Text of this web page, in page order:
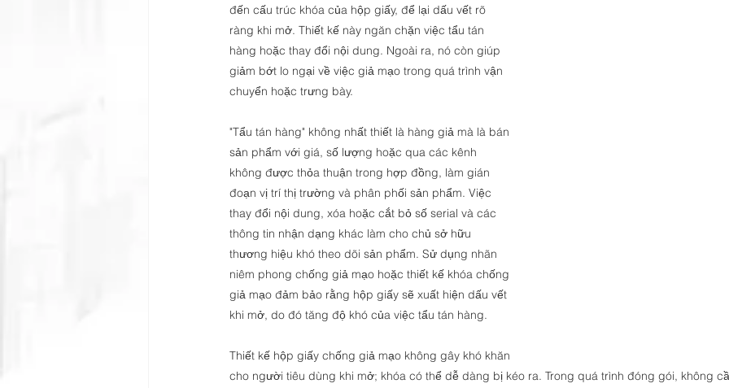
đến cấu trúc khóa của hộp giấy, để lại dấu vết rõ
ràng khi mở. Thiết kế này ngăn chặn việc tẩu tán
hàng hoặc thay đổi nội dung. Ngoài ra, nó còn giúp
giảm bớt lo ngại về việc giả mạo trong quá trình vận
chuyển hoặc trưng bày.
"Tẩu tán hàng" không nhất thiết là hàng giả mà là bán
sản phẩm với giá, số lượng hoặc qua các kênh
không được thỏa thuận trong hợp đồng, làm gián
đoạn vị trí thị trường và phân phối sản phẩm. Việc
thay đổi nội dung, xóa hoặc cắt bỏ số serial và các
thông tin nhận dạng khác làm cho chủ sở hữu
thương hiệu khó theo dõi sản phẩm. Sử dụng nhãn
niêm phong chống giả mạo hoặc thiết kế khóa chống
giả mạo đảm bảo rằng hộp giấy sẽ xuất hiện dấu vết
khi mở, do đó tăng độ khó của việc tẩu tán hàng.
Thiết kế hộp giấy chống giả mạo không gây khó khăn
cho người tiêu dùng khi mở; khóa có thể dễ dàng bị kéo ra. Trong quá trình đóng gói, không